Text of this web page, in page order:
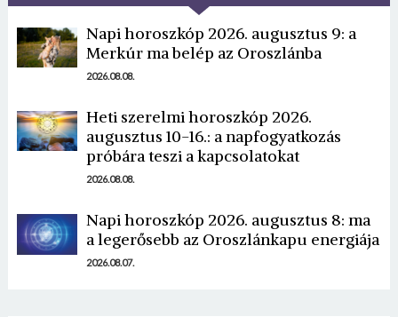
Napi horoszkóp 2026. augusztus 9: a
Merkúr ma belép az Oroszlánba
2026.08.08.
Heti szerelmi horoszkóp 2026.
augusztus 10-16.: a napfogyatkozás
próbára teszi a kapcsolatokat
2026.08.08.
Napi horoszkóp 2026. augusztus 8: ma
a legerősebb az Oroszlánkapu energiája
2026.08.07.
E-mail cím vagy felhasználónév